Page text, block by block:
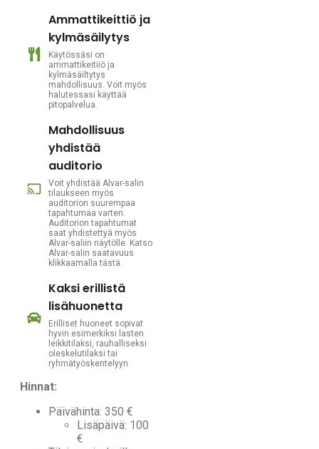
Ammattikeittiö ja
kylmäsäilytys
Käytössäsi on
ammattikeitiiö ja
kylmäsäiltytys
mahdollisuus. Voit myös
halutessasi käyttää
pitopalvelua.
Mahdollisuus
yhdistää
auditorio
Voit yhdistää Alvar-salin
tilaukseen myös
auditorion suurempaa
tapahtumaa varten.
Auditorion tapahtumat
saat yhdistettyä myös
Alvar-saliin näytölle. Katso
Alvar-salin saatavuus
klikkaamalla tästä.
Kaksi erillistä
lisähuonetta
Erilliset huoneet sopivat
hyvin esimerkiksi lasten
leikkitilaksi, rauhalliseksi
oleskelutilaksi tai
ryhmätyöskentelyyn
Hinnat:
Päivähinta: 350 €
Lisäpäivä: 100
€